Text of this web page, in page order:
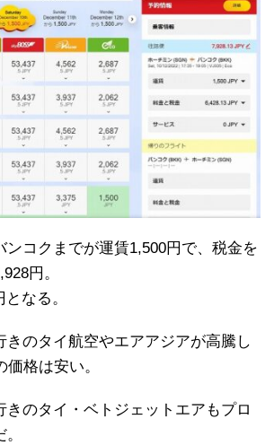
ンコクまでが運賃1,500円で、税金を
円。
なる。
きのタイ航空やエアアジアが高騰し
格は安い。
きのタイ・ベトジェットエアもプロ